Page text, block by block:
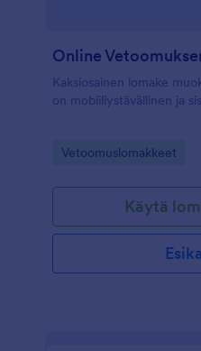
Kaksiosainen lomake
on mobiiliystävällinen ja
Go to Category:
Vetoomuslomakkeet
Käytä